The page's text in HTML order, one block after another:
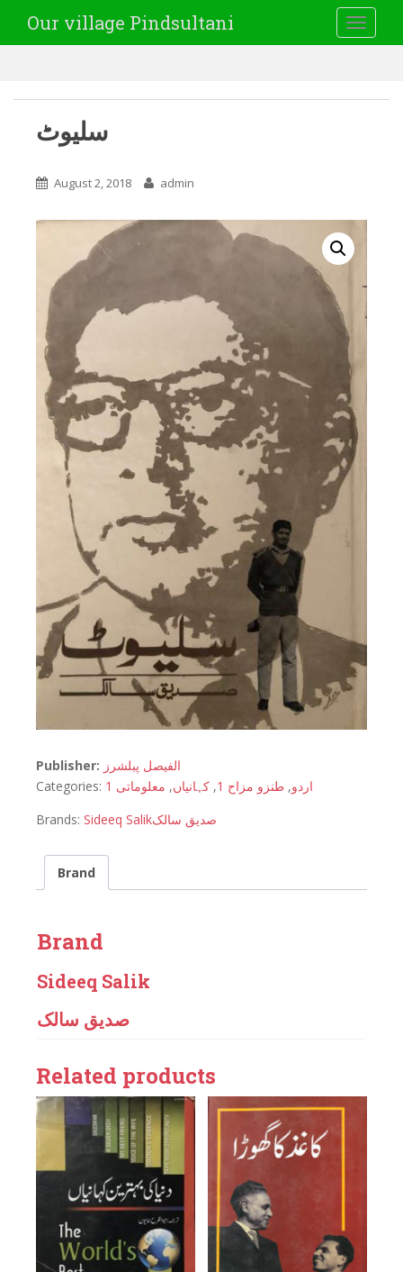
Our village Pindsultani
سلیوٹ
August 2, 2018 admin
Publisher: الفیصل پبلشرز
Categories:
اردو, طنزو مزاح 1 , کہانیاں, معلوماتی 1
Brands: Sideeq Salikصدیق سالک
Brand
Brand
Sideeq Salik
صدیق سالک
Related products